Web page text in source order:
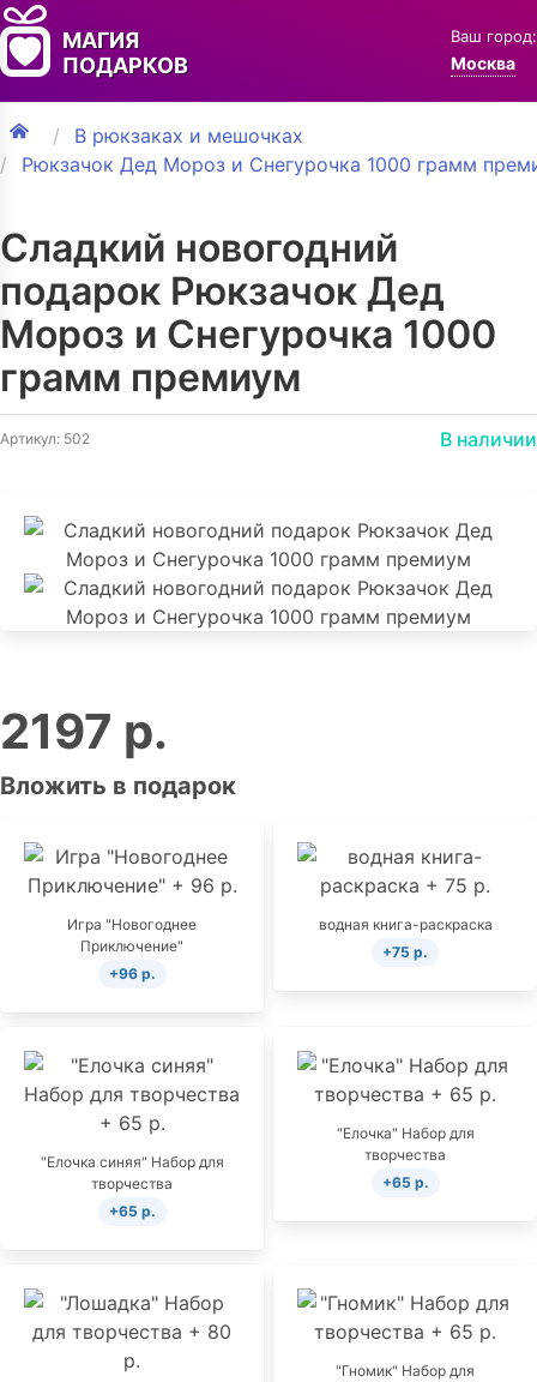
МАГИЯ
ПОДАРКОВ
Ваш город:
Москва
В рюкзаках и мешочках
Рюкзачок Дед Мороз и Снегурочка 1000 грамм
Сладкий новогодний
подарок Рюкзачок Дед
Мороз и Снегурочка 1000
грамм премиум
Артикул: 502 В наличии
2197 р.
Вложить в подарок
Игра "Новогоднее
Приключение"
+96 р.
водная книга-раскраска
+75 р.
"Елочка синяя" Набор для
творчества
+65 р.
"Елочка" Набор для
творчества
+65 р.
"Гномик" Набор для